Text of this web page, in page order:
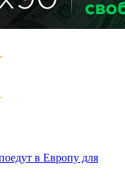
в Европу для